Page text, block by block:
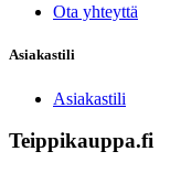
Ota yhteyttä
Asiakastili
Asiakastili
Teippikauppa.fi